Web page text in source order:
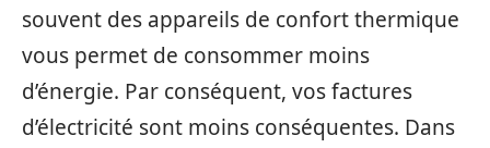
souvent des appareils de confort thermique
vous permet de consommer moins
d’énergie. Par conséquent, vos factures
d’électricité sont moins conséquentes. Dans